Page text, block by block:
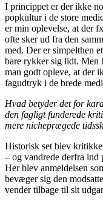
I princippet er der ikke
popkultur i de store
er min oplevelse, at der
ofte sker ud fra den
med. Der er simpelthen
bare rykker sig lidt. Men
man godt opleve, at der
fagudtryk i de brede
Hvad betyder det for
den fagligt funderede
mere nicheprægede
Historisk set blev
– og vandrede derfra ind
Her blev anmeldelsen
bevæger sig den
vender tilbage til sit